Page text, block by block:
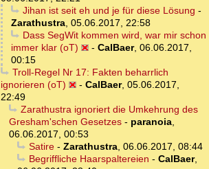
Jihan ist seit eh und je für diese Lösung -
Zarathustra, 05.06.2017, 22:58
Dass SegWit kommen wird, war mir schon
immer klar (oT)
- CalBaer, 06.06.2017,
00:15
Troll-Regel Nr 17: Fakten beharrlich
ignorieren (oT)
- CalBaer, 05.06.2017,
22:49
Zarathustra ignoriert die Umkehrung des
Gresham'schen Gesetzes - paranoia,
06.06.2017, 00:53
Satire- Zarathustra, 06.06.2017, 08:44
Begriffliche Haarspaltereien - CalBaer,